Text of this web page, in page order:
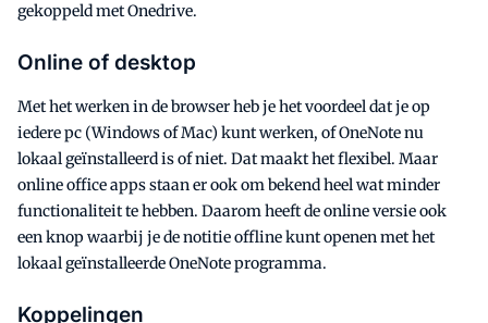
gekoppeld met Onedrive.
Online of desktop
Met het werken in de browser heb je het voordeel dat je op
iedere pc (Windows of Mac) kunt werken, of OneNote nu
lokaal geïnstalleerd is of niet. Dat maakt het flexibel. Maar
online office apps staan er ook om bekend heel wat minder
functionaliteit te hebben. Daarom heeft de online versie ook
een knop waarbij je de notitie offline kunt openen met het
lokaal geïnstalleerde OneNote programma.
Koppelingen